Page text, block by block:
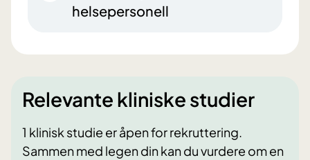
helsepersonell
Relevante kliniske studier
1 klinisk studie er åpen for rekruttering.
Sammen med legen din kan du vurdere om en